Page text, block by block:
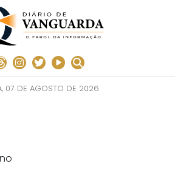
07 DE AGOSTO DE 2026